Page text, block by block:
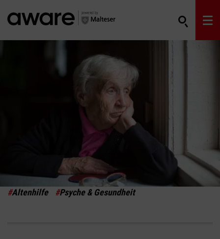
#Altenhilfe #Psyche & Gesundheit